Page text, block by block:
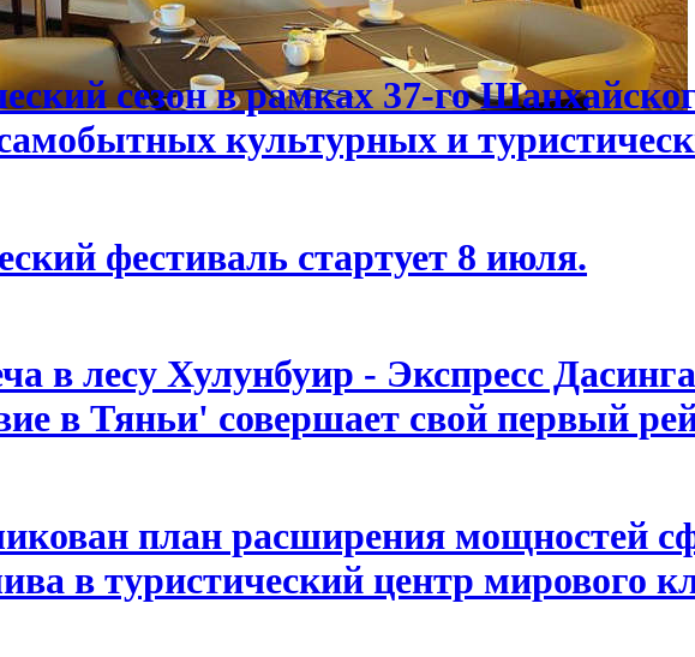
сезон в рамках 37-го
культурных и
фестиваль стартует 8 июля.
в лесу Хулунбуир - Экспресс
в Тяньи' совершает свой первый
план расширения мощностей
в туристический центр мирового